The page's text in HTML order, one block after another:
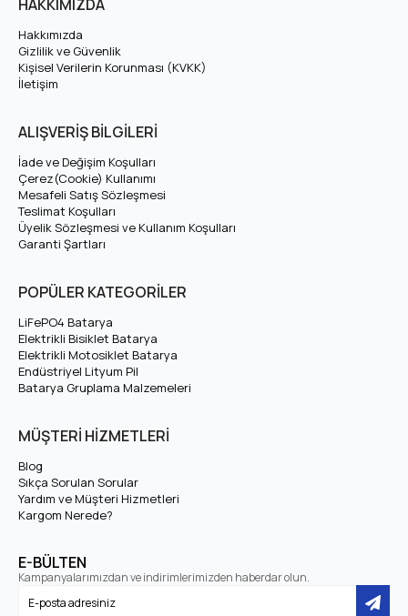
döngü ömre sahip yerli üretim bir
Fosfat) batarya
Lityum LiFePO4 Batarya için teknik özellikleri, kullanım
avantajlarını ve uyumlu araç modellerini bulabilirsiniz.
Stmax METRO 5000 Lityum LiFePO4 Batarya
Sistem Voltajı
Tam Şarj Voltajı
Amper (Ah)
Hücre Dizilimi
Hücre Tipi
Maksimum Şarj Akımı
BMS / Maksimum Deşarj
50A Deşarj
HAKKIMIZDA
Hakkımızda
Gizlilik ve Güvenlik
Kişisel Verilerin Korunması (KVKK)
İletişim
ALIŞVERİŞ BİLGİLERİ
İade ve Değişim Koşulları
Çerez(Cookie) Kullanımı
Mesafeli Satış Sözleşmesi
Teslimat Koşulları
Üyelik Sözleşmesi ve Kullanım Koşulları
Garanti Şartları
POPÜLER KATEGORİLER
LiFePO4 Batarya
Elektrikli Bisiklet Batarya
Elektrikli Motosiklet Batarya
Endüstriyel Lityum Pil
Batarya Gruplama Malzemeleri
MÜŞTERİ HİZMETLERİ
Blog
Sıkça Sorulan Sorular
Yardım ve Müşteri Hizmetleri
Kargom Nerede?
E-BÜLTEN
Kampanyalarımızdan ve indirimlerimizden haberdar olun.